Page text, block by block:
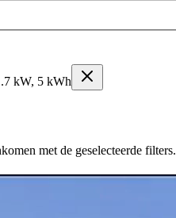
kW, 5 kWh
met de geselecteerde filters.